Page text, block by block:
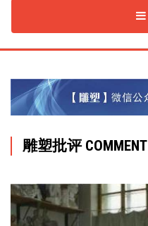
雕塑批评 COMMENT